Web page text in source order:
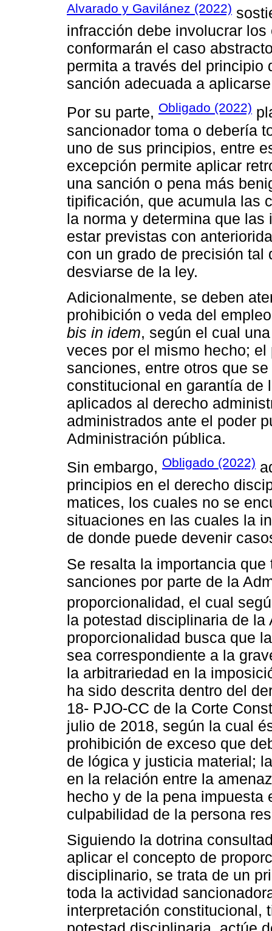
Alvarado y Gavilánez (2022)
infracción debe involucrar
conformarán el caso
permita a través del principio
sanción adecuada a
Por su parte, Obligado (2022)
sancionador toma o debería
uno de sus principios, entre
excepción permite aplicar
una sanción o pena más
tipificación, que acumula las
la norma y determina que
estar previstas con
con un grado de precisión
desviarse de la ley.
Adicionalmente, se deben
prohibición o veda del
bis in idem, según el cual
veces por el mismo hecho;
sanciones, entre otros que
constitucional en garantía de
aplicados al derecho
administrados ante el poder
Administración pública.
Sin embargo, Obligado (2022)
principios en el derecho
matices, los cuales no se
situaciones en las cuales la
de donde puede devenir
Se resalta la importancia
sanciones por parte de la
proporcionalidad, el cual
la potestad disciplinaria de
proporcionalidad busca que
sea correspondiente a la
la arbitrariedad en la
ha sido descrita dentro del
18- PJO-CC de la Corte
julio de 2018, según la cual
prohibición de exceso que
de lógica y justicia material;
en la relación entre la
hecho y de la pena impuesta
culpabilidad de la persona
Siguiendo la dotrina
aplicar el concepto de
disciplinario, se trata de un
toda la actividad
interpretación constitucional,